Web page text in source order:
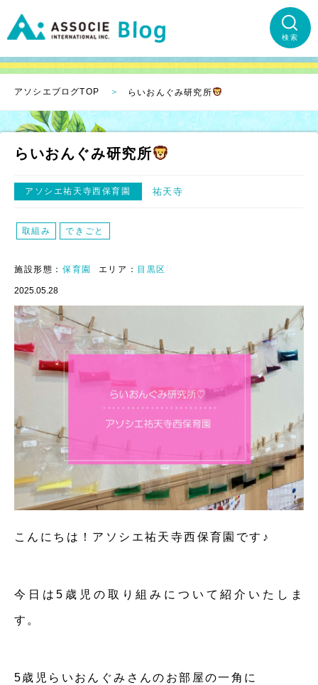
検索
アソシエブログTOP らいおんぐみ研究所
らいおんぐみ研究所
アソシエ祐天寺西保育園 祐天寺
取組み できごと
施設形態： 保育園 エリア： 目黒区
2025.05.28
こんにちは！アソシエ祐天寺西保育園です♪
今日は5歳児の取り組みについて紹介いたしま
す。
5歳児らいおんぐみさんのお部屋の一角に